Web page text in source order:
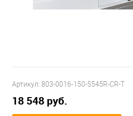
Артикул: 803-0016-150-5545R-CR-T
18 548 руб.